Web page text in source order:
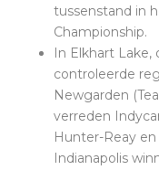
tussenstand in
Championship.
In Elkhart Lake,
controleerde
Newgarden
verreden
Hunter-Reay
Indianapolis